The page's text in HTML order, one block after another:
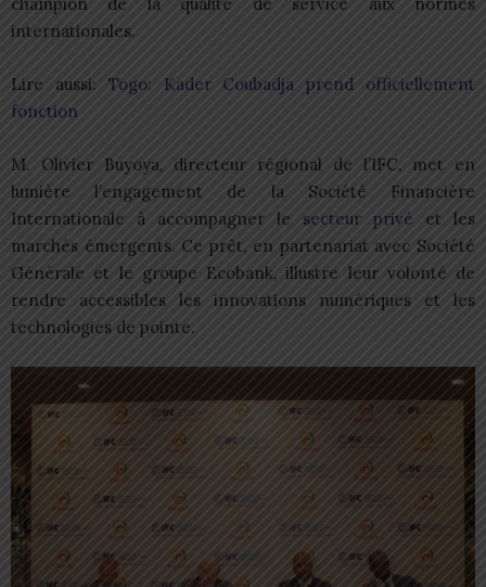
internationales.
Lire aussi: Togo: Kader Coubadja prend officiellement
fonction
M. Olivier Buyoya, directeur régional de l’IFC, met en
lumière l’engagement de la Société Financière
Internationale à accompagner le secteur privé et les
marchés émergents. Ce prêt, en partenariat avec Société
Générale et le groupe Ecobank, illustre leur volonté de
rendre accessibles les innovations numériques et les
technologies de pointe.